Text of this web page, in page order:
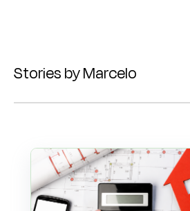
Stories by Marcelo